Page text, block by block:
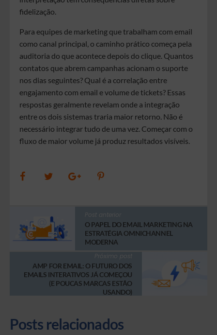
fidelização.
Para equipes de marketing que trabalham com email
como canal principal, o caminho prático começa pela
auditoria do que acontece depois do clique. Quantos
contatos que abrem campanhas acionam o suporte
nos dias seguintes? Qual é a correlação entre
engajamento com email e volume de tickets? Essas
respostas geralmente revelam onde a integração
entre os dois sistemas traria maior retorno. Não é
necessário integrar tudo de uma vez. Começar com o
fluxo de maior volume já produz resultados visíveis.
Post anterior
O PAPEL DO EMAIL MARKETING NA
ESTRATÉGIA OMNICHANNEL
MODERNA
Próximo post
AMP FOR EMAIL: O FUTURO DOS
EMAILS INTERATIVOS JÁ COMEÇOU
(E POUCAS MARCAS ESTÃO
USANDO)
Posts relacionados